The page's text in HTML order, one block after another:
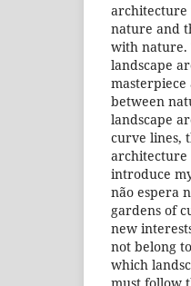
architecture
nature and
with nature.
landscape
between
landscape
curve lines,
architecture
introduce
não espera
gardens of
new
not belong
which